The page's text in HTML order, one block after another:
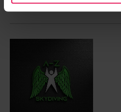
LE PROCHAIN ÉVÉNEMENT